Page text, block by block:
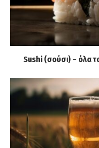
Sushi (σούσι) – όλα